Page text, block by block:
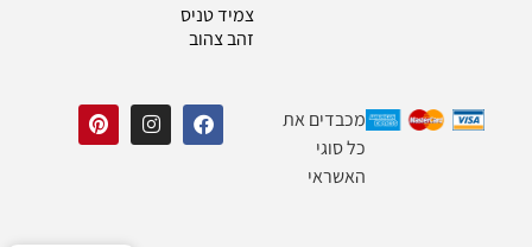
צמיד טניס
זהב צהוב
מכבדים את
כל סוגי
האשראי